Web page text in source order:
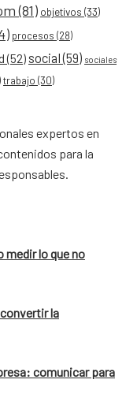
(81) objetivos (33)
procesos (28)
(52)social(59) sociales
trabajo (30)
expertos en
para la
medir lo que no
la
comunicar para